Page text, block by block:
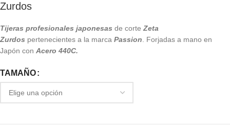
Zurdos
Tijeras profesionales japonesas de corte Zeta
Zurdos pertenecientes a la marca Passion . Forjadas a mano en
Japón con Acero 440C.
TAMAÑO